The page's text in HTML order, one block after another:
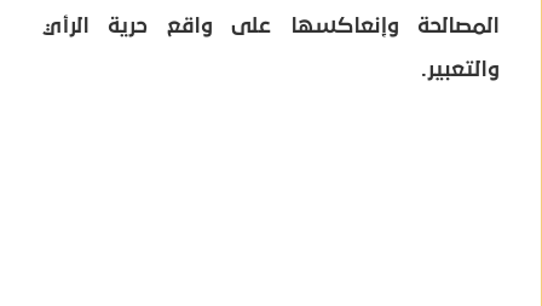
المصالحة وإنعاكسها على واقع حرية الرأي
والتعبير.